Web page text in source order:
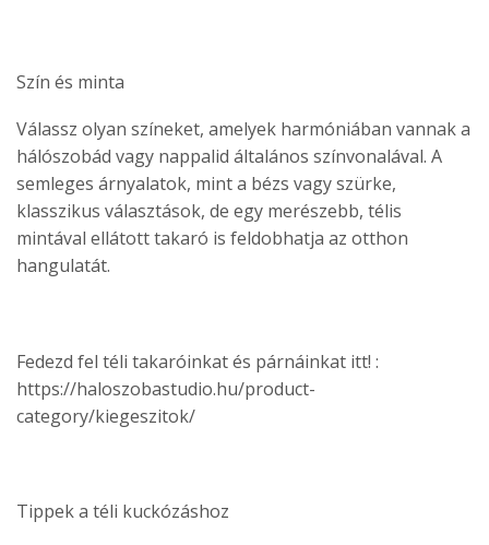
Szín és minta
Válassz olyan színeket, amelyek harmóniában vannak a
hálószobád vagy nappalid általános színvonalával. A
semleges árnyalatok, mint a bézs vagy szürke,
klasszikus választások, de egy merészebb, télis
mintával ellátott takaró is feldobhatja az otthon
hangulatát.
Fedezd fel téli takaróinkat és párnáinkat itt! :
https://haloszobastudio.hu/product-
category/kiegeszitok/
Tippek a téli kuckózáshoz